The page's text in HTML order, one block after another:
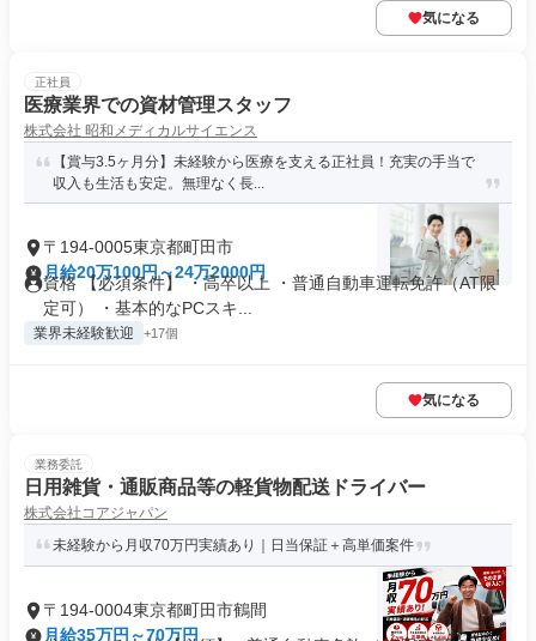
気になる
正社員
医療業界での資材管理スタッフ
株式会社 昭和メディカルサイエンス
【賞与3.5ヶ月分】未経験から医療を支える正社員！充実の手当で
収入も生活も安定。無理なく長...
〒194-0005東京都町田市
月給20万100円～24万2000円
資格 【必須条件】 ・高卒以上 ・普通自動車運転免許（AT限
定可） ・基本的なPCスキ...
業界未経験歓迎 +17個
気になる
業務委託
日用雑貨・通販商品等の軽貨物配送ドライバー
株式会社コアジャパン
未経験から月収70万円実績あり｜日当保証＋高単価案件
〒194-0004東京都町田市鶴間
月給35万円～70万円